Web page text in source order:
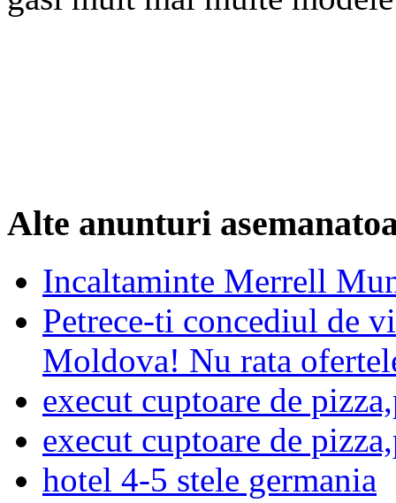
Alte anunturi
Incaltaminte Merrell
Petrece-ti concediul de
Moldova! Nu rata
execut cuptoare de
execut cuptoare de
hotel 4-5 stele germania